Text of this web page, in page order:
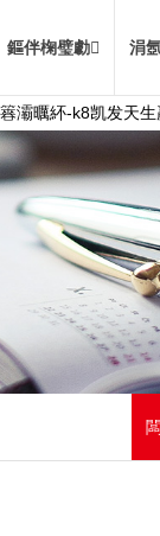
灞曞紑-k8凯发天生
鏂伴椈璧勮 涓